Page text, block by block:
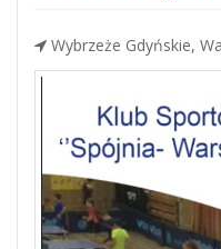
Wybrzeże Gdyńskie,